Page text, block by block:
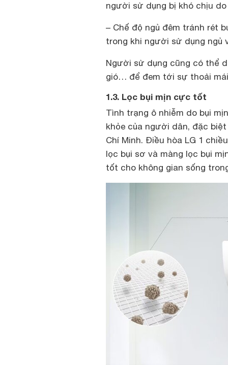
người sử dụng bị khó chịu
– Chế độ ngủ đêm tránh rét
trong khi người sử dụng ngủ
Người sử dụng cũng có thể
gió… để đem tới sự thoải
1.3. Lọc bụi mịn cực tốt
Tình trạng ô nhiễm do bụi
khỏe của người dân, đặc
Chí Minh. Điều hòa LG 1
lọc bụi sơ và màng lọc bụi
tốt cho không gian sống